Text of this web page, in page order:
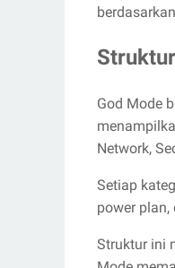
God Mode
Network,
Setiap
power plan,
Struktur ini